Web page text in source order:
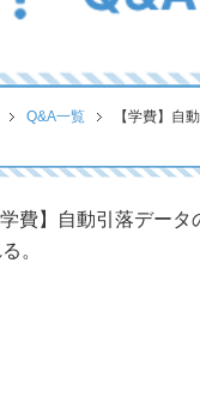
Q&A一覧 【学費】自
学費】自動引落デー
。